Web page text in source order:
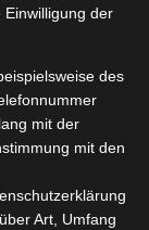
der
des
mit der
mit den
Art, Umfang